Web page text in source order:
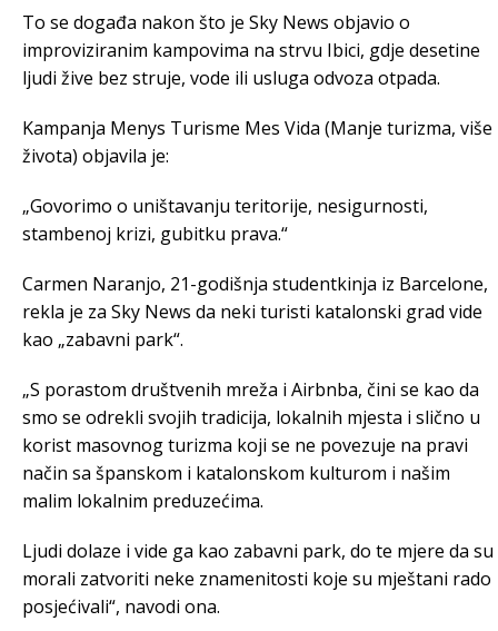
To se događa nakon što je Sky News objavio o
improviziranim kampovima na strvu Ibici, gdje desetine
ljudi žive bez struje, vode ili usluga odvoza otpada.
Kampanja Menys Turisme Mes Vida (Manje turizma, više
života) objavila je:
„Govorimo o uništavanju teritorije, nesigurnosti,
stambenoj krizi, gubitku prava.“
Carmen Naranjo, 21-godišnja studentkinja iz Barcelone,
rekla je za Sky News da neki turisti katalonski grad vide
kao „zabavni park“.
„S porastom društvenih mreža i Airbnba, čini se kao da
smo se odrekli svojih tradicija, lokalnih mjesta i slično u
korist masovnog turizma koji se ne povezuje na pravi
način sa španskom i katalonskom kulturom i našim
malim lokalnim preduzećima.
Ljudi dolaze i vide ga kao zabavni park, do te mjere da su
morali zatvoriti neke znamenitosti koje su mještani rado
posjećivali“, navodi ona.